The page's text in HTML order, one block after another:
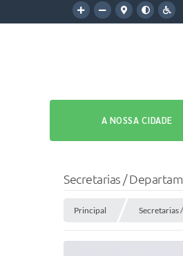
A NOSSA CIDADE
Secretarias /
Principal Secretarias